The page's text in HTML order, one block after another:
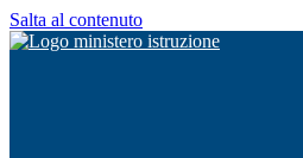
Salta al contenuto